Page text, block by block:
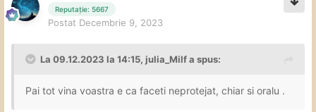
Reputație: 5667
Postat Decembrie 9, 2023
La 09.12.2023 la 14:15, julia_Milfa spus:
Pai tot vina voastra e ca faceti neprotejat, chiar si oralu .